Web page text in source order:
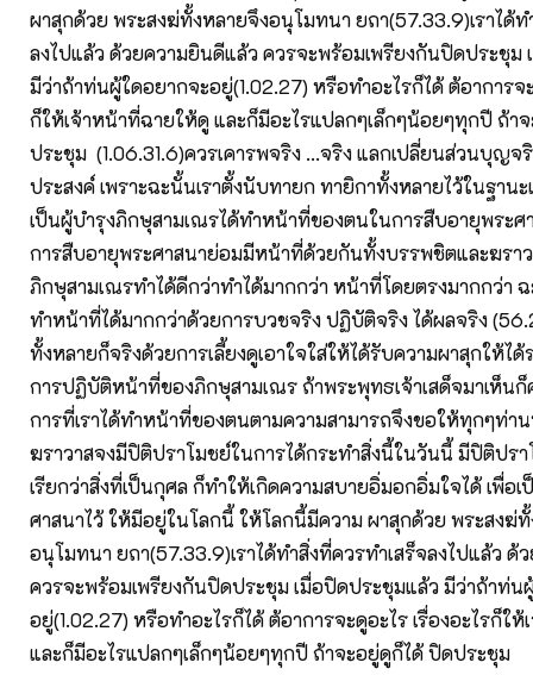
ผาสุกด้วย พระสงฆ่ทั้งหลายจึงอนุโมทนา ยถา(57.33.9)เราได้ท
ลงไปแล้ว ด้วยความยินดีแล้ว ควรจะพร้อมเพรียงกันปิดประชุม
มีว่าถ้าท่นผู้ใดอยากจะอยู่(1.02.27) หรือทำอะไรก็ได้ ต้อาการจะ
ก็ให้เจ้าหน้าที่ฉายให้ดู และก็มีอะไรแปลกๆเล็กๆน้อยๆทุกปี ถ้า
ประชุม (1.06.31.6)ควรเคารพจริง …จริง แลกเปลี่ยนส่วนบุญ
ประสงค์ เพราะฉะนั้นเราตั้งนับทายก ทายิกาทั้งหลายไว้ในฐาน
เป็นผู้บำรุงภิกษุสามเณรได้ทำหน้าที่ของตนในการสืบอายุพระศ
การสืบอายุพระศาสนาย่อมมีหน้าที่ด้วยกันทั้งบรรพชิตและฆรา
ภิกษุสามเณรทำได้ดีกว่าทำได้มากกว่า หน้าที่โดยตรงมากกว่า
ทำหน้าที่ได้มากกว่าด้วยการบวชจริง ปฏิบัติจริง ได้ผลจริง
ทั้งหลายก็จริงด้วยการเลี้ยงดูเอาใจใส่ให้ได้รับความผาสุกให้ไ
การปฏิบัติหน้าที่ของภิกษุสามเณร ถ้าพระพุทธเจ้าเสด็จมาเห็น
การที่เราได้ทำหน้าที่ของตนตามความสามารถจึงขอให้ทุกๆท่า
ฆราวาสจงมีปิติปราโมชย์ในการได้กระทำสิ่งนี้ในวันนี้ มีปิติปร
เรียกว่าสิ่งที่เป็นกุศล ก็ทำให้เกิดความสบายอิ่มอกอิ่มใจได้ เพื่อ
ศาสนาไว้ ให้มีอยู่ในโลกนี้ ให้โลกนี้มีความ ผาสุกด้วย พระสงฆ่
อนุโมทนา ยถา(57.33.9)เราได้ทำสิ่งที่ควรทำเสร็จลงไปแล้ว ด้
ควรจะพร้อมเพรียงกันปิดประชุม เมื่อปิดประชุมแล้ว มีว่าถ้าท่น
อยู่(1.02.27) หรือทำอะไรก็ได้ ต้อาการจะดูอะไร เรื่องอะไรก็ใ
และก็มีอะไรแปลกๆเล็กๆน้อยๆทุกปี ถ้าจะอยู่ดูก็ได้ ปิดประชุม